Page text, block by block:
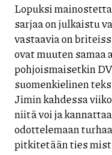
Lopuksi
sarjaa on julkaistu
vastaavia on
ovat muuten samaa
pohjoismaisetkin
suomenkielinen
Jimin kahdessa
niitä voi ja
odottelemaan
pitkitetään ties